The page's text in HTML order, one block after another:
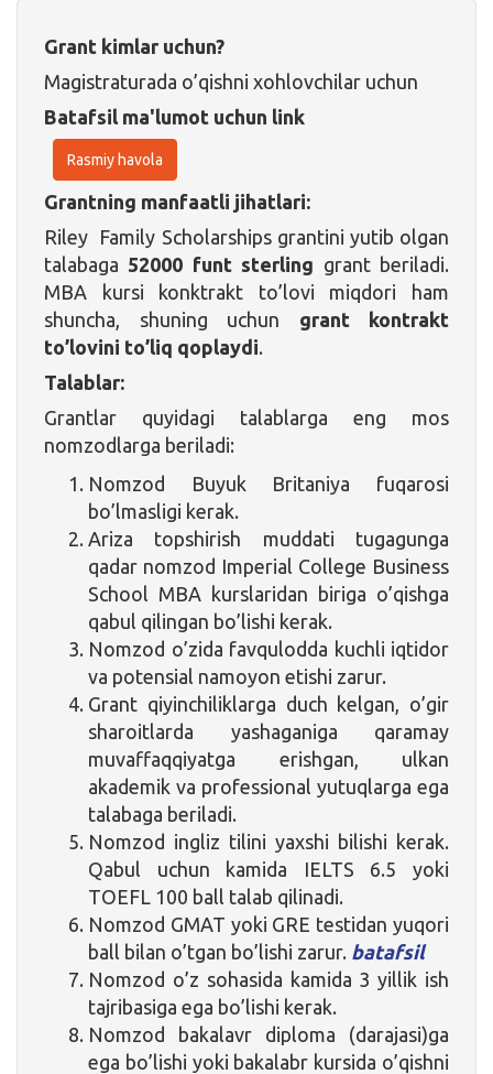
Grant kimlar uchun?
Magistraturada o’qishni xohlovchilar uchun
Batafsil ma'lumot uchun link
Rasmiy havola
Grantning manfaatli jihatlari:
Riley Family Scholarships grantini yutib olgan
talabaga 52000 funt sterling grant beriladi.
MBA kursi konktrakt to’lovi miqdori ham
shuncha, shuning uchun grant kontrakt
to’lovini to’liq qoplaydi.
Talablar:
Grantlar quyidagi talablarga eng mos
nomzodlarga beriladi:
Nomzod Buyuk Britaniya fuqarosi
bo’lmasligi kerak.
Ariza topshirish muddati tugagunga
qadar nomzod Imperial College Business
School MBA kurslaridan biriga o’qishga
qabul qilingan bo’lishi kerak.
Nomzod o’zida favqulodda kuchli iqtidor
va potensial namoyon etishi zarur.
Grant qiyinchiliklarga duch kelgan, o’gir
sharoitlarda yashaganiga qaramay
muvaffaqqiyatga erishgan, ulkan
akademik va professional yutuqlarga ega
talabaga beriladi.
Nomzod ingliz tilini yaxshi bilishi kerak.
Qabul uchun kamida IELTS 6.5 yoki
TOEFL 100 ball talab qilinadi.
Nomzod GMAT yoki GRE testidan yuqori
ball bilan o’tgan bo’lishi zarur. batafsil
Nomzod o’z sohasida kamida 3 yillik ish
tajribasiga ega bo’lishi kerak.
Nomzod bakalavr diploma (darajasi)ga
ega bo’lishi yoki bakalabr kursida o’qishni